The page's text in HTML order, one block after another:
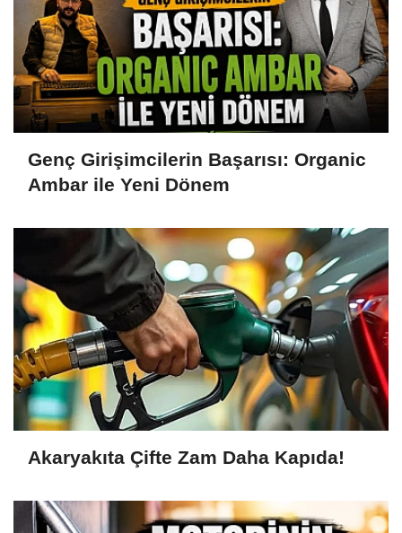
Genç Girişimcilerin Başarısı: Organic
Ambar ile Yeni Dönem
Akaryakıta Çifte Zam Daha Kapıda!